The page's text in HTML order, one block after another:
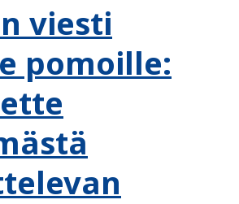
viesti
pomoille: